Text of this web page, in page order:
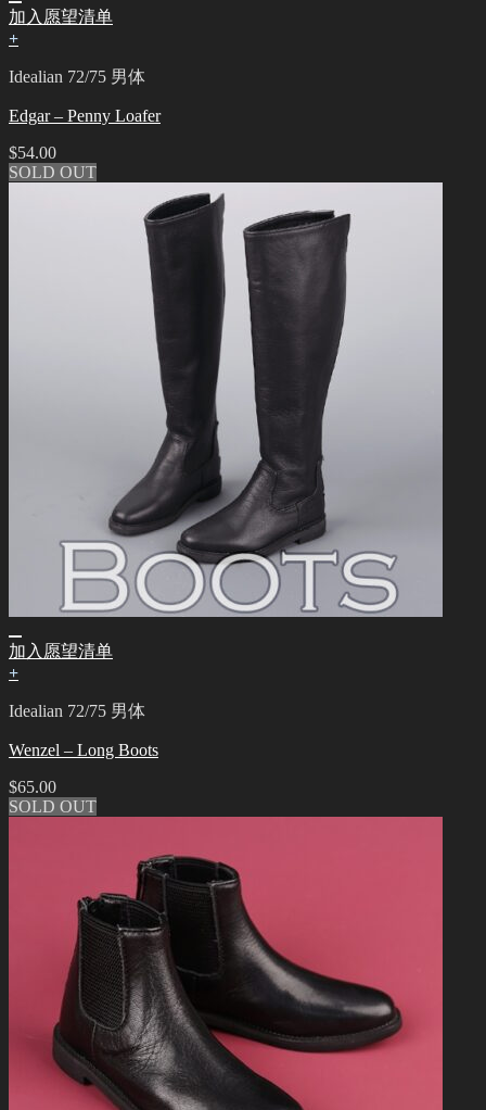
加入愿望清单
+
Idealian 72/75 男体
Edgar – Penny Loafer
$54.00
SOLD OUT
加入愿望清单
+
Idealian 72/75 男体
Wenzel – Long Boots
$65.00
SOLD OUT